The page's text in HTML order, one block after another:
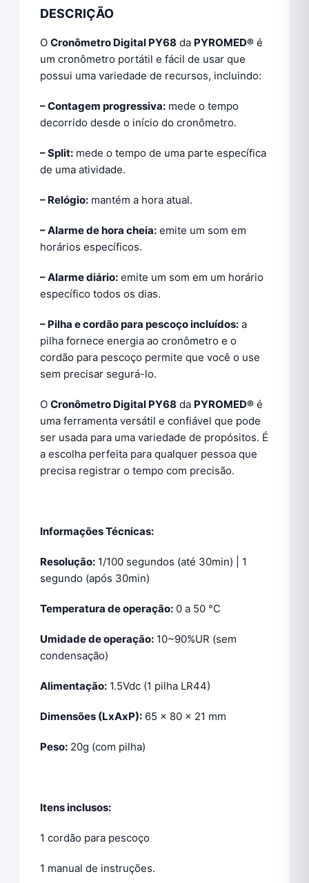
DESCRIÇÃO
O Cronômetro Digital PY68 da PYROMED® é
um cronômetro portátil e fácil de usar que
possui uma variedade de recursos, incluindo:
– Contagem progressiva: mede o tempo
decorrido desde o início do cronômetro.
– Split: mede o tempo de uma parte específica
de uma atividade.
– Relógio: mantém a hora atual.
– Alarme de hora cheia: emite um som em
horários específicos.
– Alarme diário: emite um som em um horário
específico todos os dias.
– Pilha e cordão para pescoço incluídos: a
pilha fornece energia ao cronômetro e o
cordão para pescoço permite que você o use
sem precisar segurá-lo.
O Cronômetro Digital PY68 da PYROMED® é
uma ferramenta versátil e confiável que pode
ser usada para uma variedade de propósitos. É
a escolha perfeita para qualquer pessoa que
precisa registrar o tempo com precisão.
Informações Técnicas:
Resolução: 1/100 segundos (até 30min) | 1
segundo (após 30min)
Temperatura de operação: 0 a 50 °C
Umidade de operação: 10~90%UR (sem
condensação)
Alimentação: 1.5Vdc (1 pilha LR44)
Dimensões (LxAxP): 65 x 80 x 21 mm
Peso: 20g (com pilha)
Itens inclusos:
1 cordão para pescoço
1 manual de instruções.